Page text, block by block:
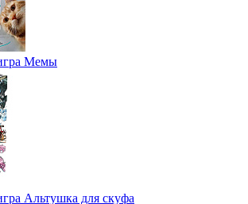
Мемы
Альтушка для скуфа